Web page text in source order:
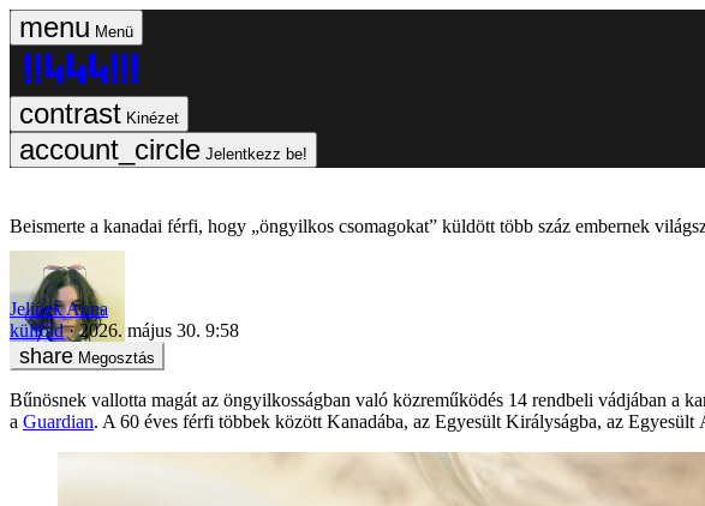
Menü
Kinézet
Jelentkezz be!
Beismerte a kanadai férfi, hogy „öngyilkos csomagokat” küldött több száz embernek
Jelinek Anna
külföld
2026. május 30. 9:58
Megosztás
Bűnösnek vallotta magát az öngyilkosságban való közreműködés 14 rendbeli vádjában a
a Guardian. A 60 éves férfi többek között Kanadába, az Egyesült Királyságba, az